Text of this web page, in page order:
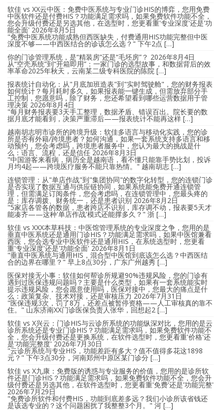
软佳 vs XX云中医：免费中医系统与专业门诊HIS的博弈，您用免费
中医软件还是付费HIS？功能满足需求吗，如果免费软件功能不全，
您会升级付费还是另选其他，在选型时，您更看重'专业深度'还是'功
能全面' 2026年8月5日
"免费中医系统功能成熟但西医缺失，付费通用HIS功能完整但中医
深度不够——中西医结合的诊该怎么选？" 下午2点 […]
你的门诊管理系统，是“精装房”还是“毛坯房”？ 2026年8月4日
从“空壳系统”到“开箱即用”：一家门诊的选型故事，和数据背后的效
率革命2025年秋天，云南某二级专科医院的陈院 […]
报表统计自动化：从"月底加班造表"到"实时驾驶舱"，您的财务报表
如何统计？每月耗时多久，如果报表能一键生成，但需放弃部分手
工控制，您愿意吗，除了财务，您还希望看到哪些运营数据用于管
理决策 2026年8月4日
"每月财务报表要3天手工整理，数据矛盾、错误百出。院长要的数
据月底才能看到，决策严重滞后——报表统计不能再这样 […]
越南胡志明市诊所的跨境升级：软佳多语言与移动化实践，您的诊
所是否有外籍/跨境患者？如何沟通，如果一套系统支持多语言和移
动预约，您会考虑吗，跨境患者服务中，您认为最大的挑战是什
么：语言、流程，还是信任 2026年8月3日
"中国游客来看病，病历全是越南语，看不懂只能靠手势比划，投诉
月均4起——跨境医疗服务不能只靠热情。" 越南胡志 […]
连锁管理：从"单店作战"到"集团协同"的数字化转型，您的连锁门诊
是否实现了数据互通与供应链协同，如果系统能免费开通连锁管
理，但需满足订阅条件，您会考虑吗，在连锁管理中，您最头疼的
是：库存调拨、财务统一，还是患者识别 2026年8月2日
"5家店各管各的数据，患者跨店不识别，库存调不动，报表要5天才
能凑齐——这种'单店作战'模式还能撑多久？" 浙 […]
软佳 vs XXX本草科技：中医馆管理系统的专业深度之争，您用的是
垂直中医系统还是通用门诊HIS？功能满足需求吗，如果中医馆兼看
西医，您会选专业中医软件还是通用HIS，在系统选型时，您更看
重'专业深度'还是'功能全面' 2026年8月1日
"垂直中医系统与通用HIS，混合型中医馆到底该怎么选？中西医结
合的边界在哪里？" 早上8点30分，广东广州越秀 […]
医保对接无小事：软佳如何帮诊所规避90%违规风险，您的门诊有
遇到过医保违规问题吗？主要是什么类型，如果有一套系统能实时
提示违规风险，您会愿意使用吗，医保对接中，您最大的痛点是什
么：政策复杂、技术对接，还是审核压力 2026年7月31日
"医保违规3次，罚了8万，还差点被暂停资格——人工审核真的靠不
住。" 山东济南XX门诊医保负责人张华，回想起2 […]
软佳 vs X兴云：门诊HIS与云诊所系统的功能纵深对比，您用的是云
诊所系统还是专业门诊HIS？功能满足需求吗，如果免费软件功能不
全，您会升级付费还是更换系统，在软件选型时，您更看重'价格'还
是'功能完整度' 2026年7月30日
"云诊所系统与专业HIS，功能差距有多大？值不值得多花这1898
元？" 下午3点30分，河南郑州中原区某门诊分 […]
软佳 vs X九康：免费版的诱惑与专业服务的价值，您用的是诊所软
件还是门诊HIS？功能满足需求吗，如果免费软件功能不全，您会升
级付费还是另选其他，在软件选型时，您更看重'免费'还是'功能完整'
2026年7月29日
"免费诊所软件和付费HIS，功能到底差多远？我们小诊所该省钱还
是该选专业的？这个问题困扰了我整整3个月。" 河 […]